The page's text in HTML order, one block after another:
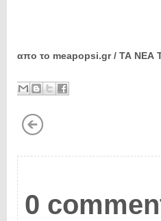
απο το meapopsi.gr / ΤΑ ΝΕΑ
0